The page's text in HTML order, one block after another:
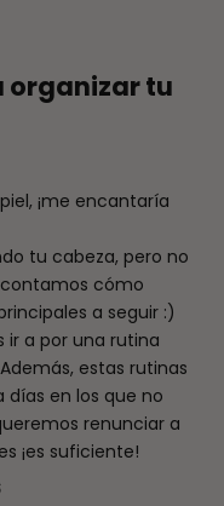
organizar tu
¡me encantaría
tu cabeza, pero no
cómo
a seguir :)
ir a por una rutina
estas rutinas
en los que no
renunciar a
¡es suficiente!